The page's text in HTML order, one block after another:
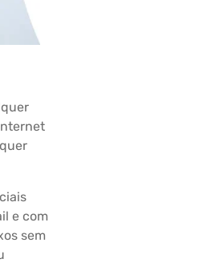
e com
sem